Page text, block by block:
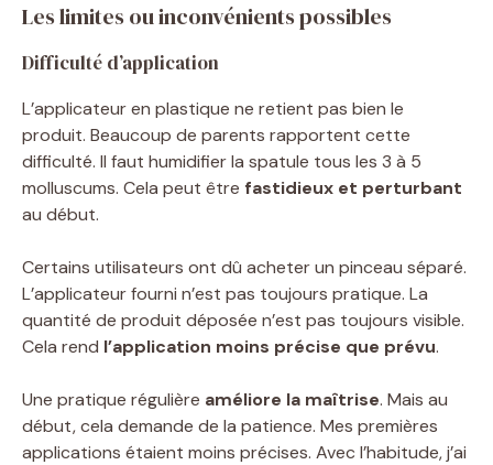
Les limites ou inconvénients possibles
Difficulté d’application
L’applicateur en plastique ne retient pas bien le
produit. Beaucoup de parents rapportent cette
difficulté. Il faut humidifier la spatule tous les 3 à 5
molluscums. Cela peut être fastidieux et perturbant
au début.
Certains utilisateurs ont dû acheter un pinceau séparé.
L’applicateur fourni n’est pas toujours pratique. La
quantité de produit déposée n’est pas toujours visible.
Cela rend l’application moins précise que prévu.
Une pratique régulière améliore la maîtrise. Mais au
début, cela demande de la patience. Mes premières
applications étaient moins précises. Avec l’habitude, j’ai